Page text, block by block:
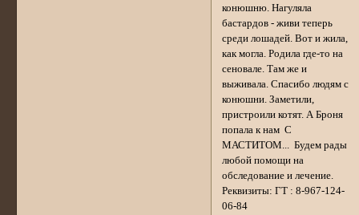
конюшню. Нагуляла
бастардов - живи теперь
среди лошадей. Вот и жила,
как могла. Родила где-то на
сеновале. Там же и
выживала. Спасибо людям с
конюшни. Заметили,
пристроили котят. А Броня
попала к нам С
МАСТИТОМ... Будем рады
любой помощи на
обследование и лечение.
Реквизиты: ГТ : 8-967-124-
06-84